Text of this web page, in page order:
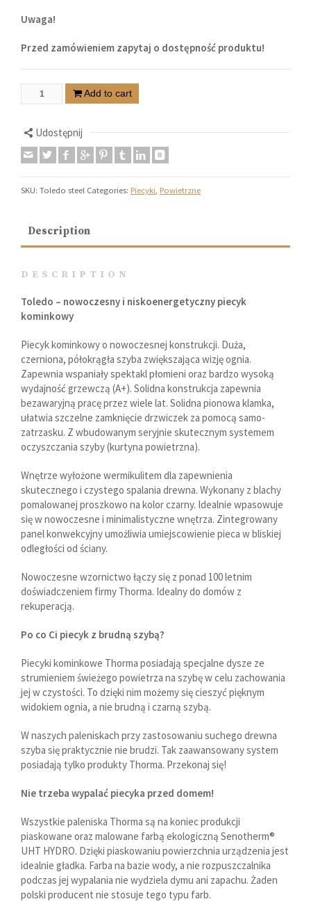
Uwaga!
Przed zamówieniem zapytaj o dostępność produktu!
Add to cart
Udostępnij
SKU: Toledo steel Categories: Piecyki Powietrzne
Description
DESCRIPTION
Toledo – nowoczesny i niskoenergetyczny piecyk
kominkowy
Piecyk kominkowy o nowoczesnej konstrukcji. Duża,
czerniona, półokrągła szyba zwiększająca wizję ognia.
Zapewnia wspaniały spektakl płomieni oraz bardzo wysoką
wydajność grzewczą (A+). Solidna konstrukcja zapewnia
bezawaryjną pracę przez wiele lat. Solidna pionowa klamka,
ułatwia szczelne zamknięcie drzwiczek za pomocą samo-
zatrzasku. Z wbudowanym seryjnie skutecznym systemem
oczyszczania szyby (kurtyna powietrzna).
Wnętrze wyłożone wermikulitem dla zapewnienia
skutecznego i czystego spalania drewna. Wykonany z blachy
pomalowanej proszkowo na kolor czarny. Idealnie wpasowuje
się w nowoczesne i minimalistyczne wnętrza. Zintegrowany
panel konwekcyjny umożliwia umiejscowienie pieca w bliskiej
odległości od ściany.
Nowoczesne wzornictwo łączy się z ponad 100 letnim
doświadczeniem firmy Thorma. Idealny do domów z
rekuperacją.
Po co Ci piecyk z brudną szybą?
Piecyki kominkowe Thorma posiadają specjalne dysze ze
strumieniem świeżego powietrza na szybę w celu zachowania
jej w czystości. To dzięki nim możemy się cieszyć pięknym
widokiem ognia, a nie brudną i czarną szybą.
W naszych paleniskach przy zastosowaniu suchego drewna
szyba się praktycznie nie brudzi. Tak zaawansowany system
posiadają tylko produkty Thorma. Przekonaj się!
Nie trzeba wypalać piecyka przed domem!
Wszystkie paleniska Thorma są na koniec produkcji
piaskowane oraz malowane farbą ekologiczną Senotherm®
UHT HYDRO. Dzięki piaskowaniu powierzchnia urządzenia jest
idealnie gładka. Farba na bazie wody, a nie rozpuszczalnika
podczas jej wypalania nie wydziela dymu ani zapachu. Żaden
polski producent nie stosuje tego typu farb.